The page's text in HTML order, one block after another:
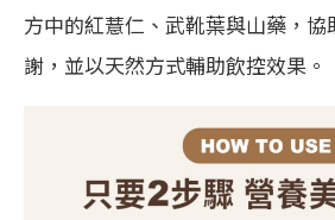
方中的紅薏仁、武靴葉與山藥，
謝，並以天然方式輔助飲控效果。